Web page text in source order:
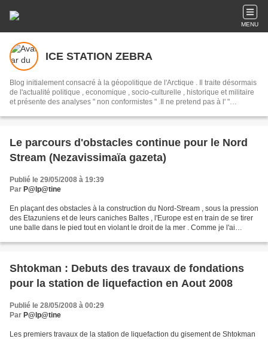
MENU
ICE STATION ZEBRA
Blog initialement consacré à la géopolitique de l'Arctique . Il traite désormais
de l'actualité politique , economique , socio-culturelle , historique et militaire
et présente des analyses " non conformistes " .Il ne pretend pas à l' "
pretendues " analyses " syndiquées des " mediats libres " des "
Le parcours d'obstacles continue pour le Nord
Stream (Nezavissimaïa gazeta)
Publié le 29/05/2008 à 19:39
Par P@lp@tine
En plaçant des obstacles à la construction du Nord-Stream , sous la pression
des Etazuniens et de leurs caniches Baltes , l'Europe est en train de se tirer
une balle dans le pied tout en violant le droit de la mer . Comme je l'ai
Shtokman : Debuts des travaux de fondations
pour la station de liquefaction en Aout 2008
Publié le 28/05/2008 à 00:29
Par P@lp@tine
Les premiers travaux de la station de liquefaction du gisement de Shtokman